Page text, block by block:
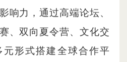
响力，通过高端论坛、
、双向夏令营、文化交
形式搭建全球合作平